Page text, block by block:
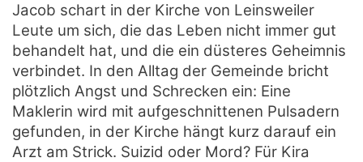
Jacob schart in der Kirche von Leinsweiler
Leute um sich, die das Leben nicht immer gut
behandelt hat, und die ein düsteres Geheimnis
verbindet. In den Alltag der Gemeinde bricht
plötzlich Angst und Schrecken ein: Eine
Maklerin wird mit aufgeschnittenen Pulsadern
gefunden, in der Kirche hängt kurz darauf ein
Arzt am Strick. Suizid oder Mord? Für Kira